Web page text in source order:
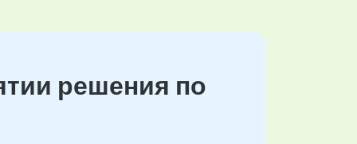
решения по